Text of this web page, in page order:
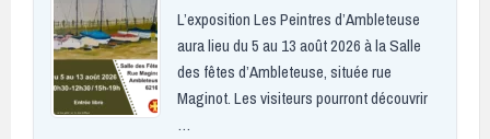
L’exposition Les Peintres d’Ambleteuse
aura lieu du 5 au 13 août 2026 à la Salle
des fêtes d’Ambleteuse, située rue
Maginot. Les visiteurs pourront découvrir
…